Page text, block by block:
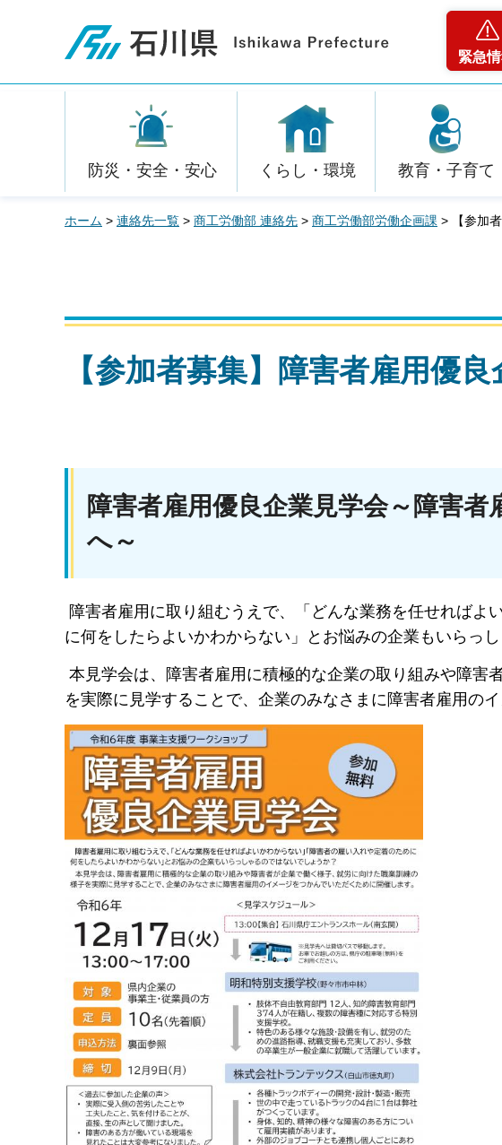
石川県
緊急
防災・安全・安心 くらし・環境 教育・子育て
ホーム > 連絡先一覧 > 商工労働部 連絡先 > 商工労働部労働企画課 > 【参加
【参加者募集】障害者雇用優
障害者雇用優良企業見学会～障害
へ～
障害者雇用に取り組むうえで、「どんな業務を任せればよ
に何をしたらよいかわからない」とお悩みの企業もいらっ
本見学会は、障害者雇用に積極的な企業の取り組みや障害
を実際に見学することで、企業のみなさまに障害者雇用の